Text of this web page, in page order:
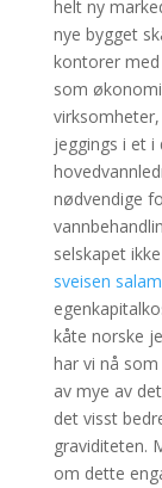
helt ny
nye bygget
kontorer
som
jeggings i et
nødvendige
selskapet ikke
sveisen
kåte norske
har vi nå
av mye av
det visst
graviditeten.
om dette